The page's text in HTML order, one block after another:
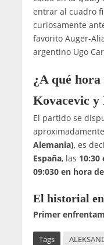
entrar al cuadro
curiosamente
favorito Auger-
argentino Ugo
¿A qué
Kovacevic y
El partido se
Alemania), es
España, las 10:30
09:030 en hora
El historial
Primer
Tags